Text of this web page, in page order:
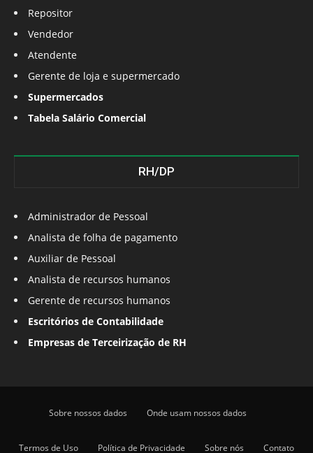
Repositor
Vendedor
Atendente
Gerente de loja e supermercado
Supermercados
Tabela Salário Comercial
RH/DP
Administrador de Pessoal
Analista de folha de pagamento
Auxiliar de Pessoal
Analista de recursos humanos
Gerente de recursos humanos
Escritórios de Contabilidade
Empresas de Terceirização de RH
Sobre nossos dados Onde usam nossos dados
Termos de Uso Política de Privacidade Sobre nós Contato